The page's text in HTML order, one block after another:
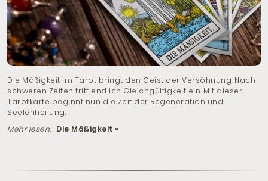
Die Mäßigkeit im Tarot bringt den Geist der Versöhnung. Nach
schweren Zeiten tritt endlich Gleichgültigkeit ein. Mit dieser
Tarotkarte beginnt nun die Zeit der Regeneration und
Seelenheilung.
Mehr lesen: Die Mäßigkeit »